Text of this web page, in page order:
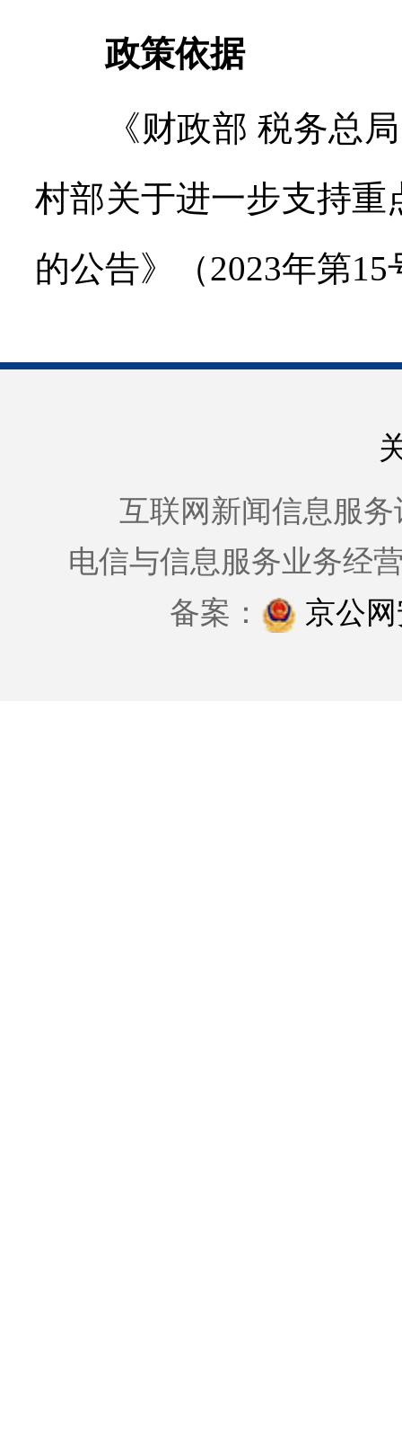
政策依据
《财政部 税务总局
村部关于进一步支持
的公告》（2023年第15
互联网新闻信息服务
电信与信息服务业务经
备案：
京公网